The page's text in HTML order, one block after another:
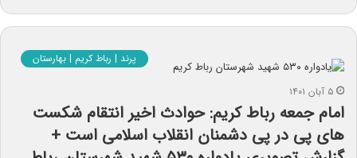
پرند | رباط کریم | بهارستان
۵ آبان ۱۴۰۱
امام جمعه رباط کریم: حوادث اخیر انتقام شکست
های پی در پی دشمنان انقلاب اسلامی است +